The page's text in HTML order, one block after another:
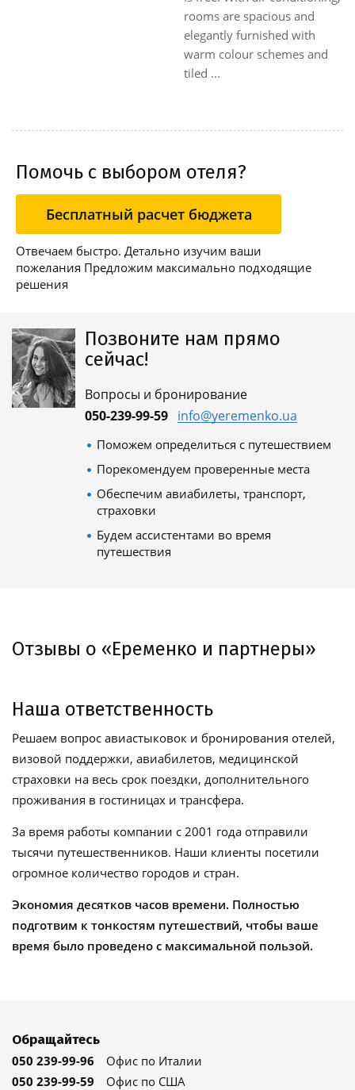
rooms are spacious and
elegantly furnished with
warm colour schemes and
tiled ...
Помочь с выбором отеля?
Бесплатный расчет бюджета
Отвечаем быстро. Детально изучим ваши
пожелания Предложим максимально подходящие
решения
Позвоните нам прямо
сейчас!
Вопросы и бронирование
050-239-99-59 info@yeremenko.ua
Поможем определиться с путешествием
Порекомендуем проверенные места
Обеспечим авиабилеты, транспорт,
страховки
Будем ассистентами во время
путешествия
Отзывы о «Еременко и партнеры»
Наша ответственность
Решаем вопрос авиастыковок и бронирования отелей,
визовой поддержки, авиабилетов, медицинской
страховки на весь срок поездки, дополнительного
проживания в гостиницах и трансфера.
За время работы компании с 2001 года отправили
тысячи путешественников. Наши клиенты посетили
огромное количество городов и стран.
Экономия десятков часов времени. Полностью
подготвим к тонкостям путешествий, чтобы ваше
время было проведено с максимальной пользой.
Обращайтесь
050 239-99-96
Офис по Италии
050 239-99-59
Офис по США